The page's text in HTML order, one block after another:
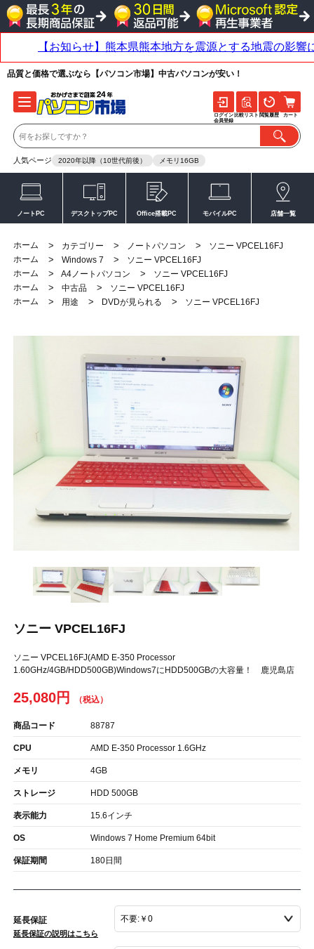
品質と価格で選ぶなら【パソコン市場】中古パソコンが安い！
人気ページ 2020年以降（10世代前後） メモリ16GB
ログイン
会員登録
比較リスト 閲覧履歴 カート
ノートPC デスクトップPC Office搭載PC モバイルPC 店舗一覧
ホーム > カテゴリー > ノートパソコン >
ソニー VPCEL16FJ
ホーム
> Windows 7 >
ソニー VPCEL16FJ
ホーム
> A4ノートパソコン >
ソニー VPCEL16FJ
ホーム
> 中古品 >
ソニー VPCEL16FJ
ホーム
> 用途 > DVDが見られる > ソニー VPCEL16FJ
ソニー VPCEL16FJ
ソニー VPCEL16FJ(AMD E-350 Processor
1.60GHz/4GB/HDD500GB)Windows7にHDD500GBの大容量！ 鹿児島店
25,080円
商品コード 88787
CPU AMD E-350 Processor 1.6GHz
メモリ 4GB
ストレージ HDD 500GB
表示能力 15.6インチ
OS Windows 7 Home Premium 64bit
保証期間 180日間
延長保証
延長保証の説明はこちら